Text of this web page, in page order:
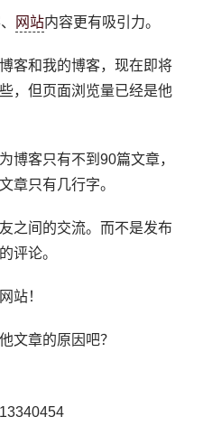
网站内容更有吸引力。
客和我的博客，现在即将
，但页面浏览量已经是他
博客只有不到90篇文章，
章只有几行字。
之间的交流。而不是发布
评论。
站！
文章的原因吧？